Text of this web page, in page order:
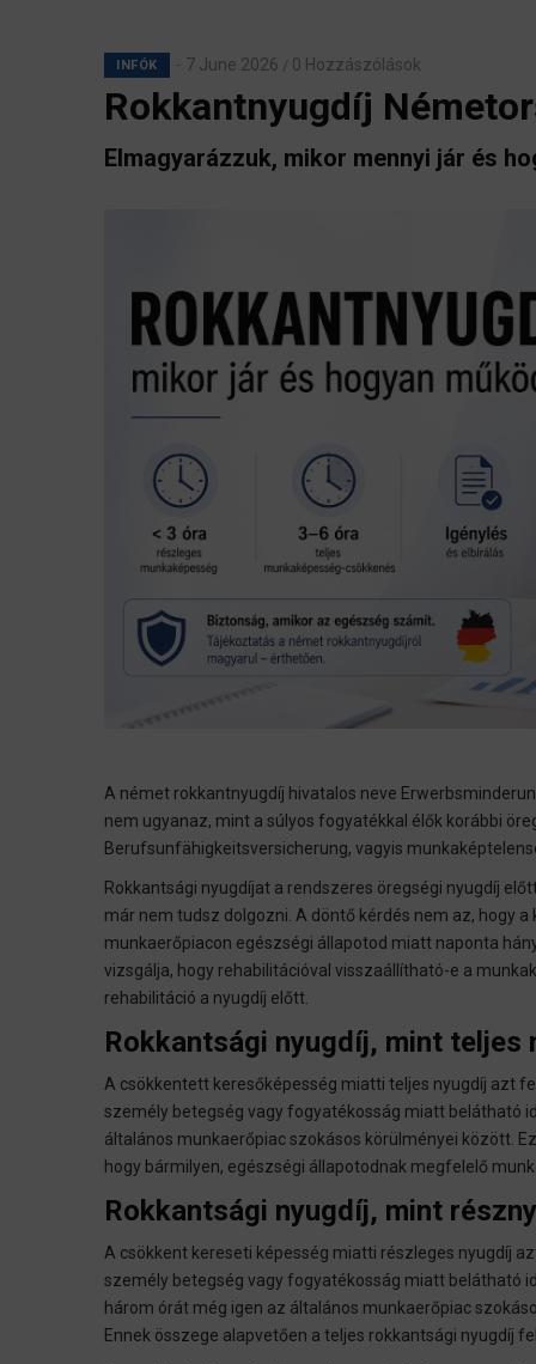
INFÓK 7 June 2026 / 0 Hozzászólások
Rokkantnyugdíj
Elmagyarázzuk, mikor mennyi jár és
A német rokkantnyugdíj hivatalos neve
nem ugyanaz, mint a súlyos fogyatékkal élők korábbi
Berufsunfähigkeitsversicherung, vagyis
Rokkantsági nyugdíjat a rendszeres öregségi nyugdíj
már nem tudsz dolgozni. A döntő kérdés nem az, hogy
munkaerőpiacon egészségi állapotod miatt naponta
vizsgálja, hogy rehabilitációval visszaállítható-e a
rehabilitáció a nyugdíj előtt.
Rokkantsági nyugdíj, mint teljes
A csökkentett keresőképesség miatti teljes nyugdíj azt
személy betegség vagy fogyatékosság miatt belátható
általános munkaerőpiac szokásos körülményei között.
hogy bármilyen, egészségi állapotodnak megfelelő
Rokkantsági nyugdíj, mint
A csökkent kereseti képesség miatti részleges nyugdíj
személy betegség vagy fogyatékosság miatt belátható
három órát még igen az általános munkaerőpiac
Ennek összege alapvetően a teljes rokkantsági nyugdíj